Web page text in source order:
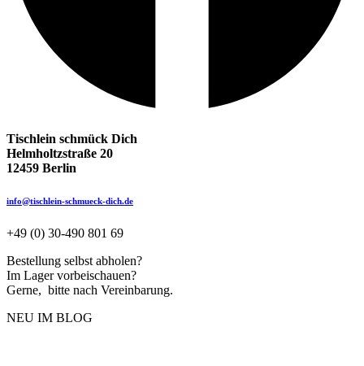
Tischlein schmück Dich
Helmholtzstraße 20
12459 Berlin
info@tischlein-schmueck-dich.de
+49 (0) 30-490 801 69
Bestellung selbst abholen?
Im Lager vorbeischauen?
Gerne, bitte nach Vereinbarung.
NEU IM BLOG